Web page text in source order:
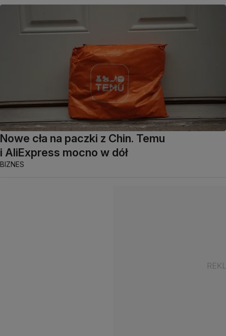
Nowe cła na paczki z Chin. Temu
i AliExpress mocno w dół
BIZNES